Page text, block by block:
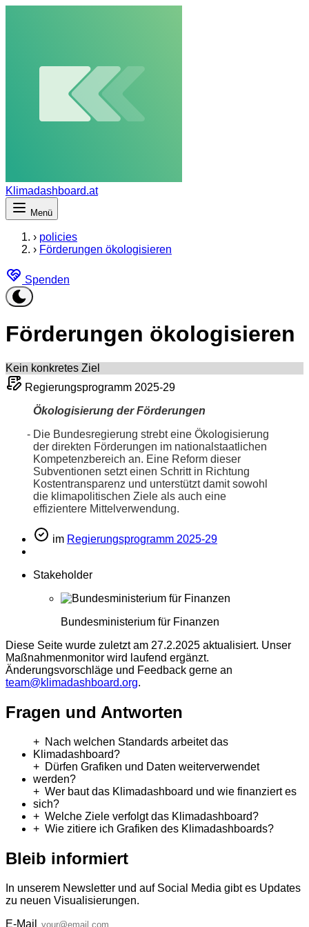
Klimadashboard.at
Menü
› policies
› Förderungen ökologisieren
Spenden
Förderungen ökologisieren
Kein konkretes Ziel
Regierungsprogramm 2025-29
Ökologisierung der Förderungen
Die Bundesregierung strebt eine Ökologisierung
der direkten Förderungen im nationalstaatlichen
Kompetenzbereich an. Eine Reform dieser
Subventionen setzt einen Schritt in Richtung
Kostentransparenz und unterstützt damit sowohl
die klimapolitischen Ziele als auch eine
effizientere Mittelverwendung.
im Regierungsprogramm 2025-29
Stakeholder
Bundesministerium für Finanzen
Diese Seite wurde zuletzt am 27.2.2025 aktualisiert. Unser
Maßnahmenmonitor wird laufend ergänzt.
Änderungsvorschläge und Feedback gerne an
team@klimadashboard.org.
Fragen und Antworten
Nach welchen Standards arbeitet das
Klimadashboard?
Dürfen Grafiken und Daten weiterverwendet
werden?
Wer baut das Klimadashboard und wie finanziert es
sich?
Welche Ziele verfolgt das Klimadashboard?
Wie zitiere ich Grafiken des Klimadashboards?
Bleib informiert
In unserem Newsletter und auf Social Media gibt es Updates
zu neuen Visualisierungen.
E-Mail